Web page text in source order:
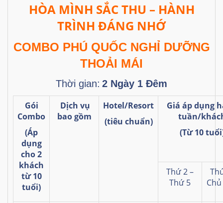
HÒA MÌNH SẮC THU – HÀNH
TRÌNH ĐÁNG NHỚ
COMBO PHÚ QUỐC NGHỈ DƯỠNG
THOẢI MÁI
Thời gian: 2 Ngày 1 Đêm
Gói
Combo
(Áp
dụng
cho 2
khách
từ 10
tuổi)
Dịch vụ
bao gồm
Hotel/Resort
(tiêu chuẩn)
Giá áp dụng
tuần/
(Từ 10
Thứ 2 –
Thứ 5